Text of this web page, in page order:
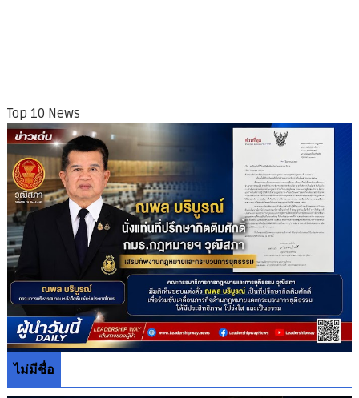
Top 10 News
ไม่มีชื่อ